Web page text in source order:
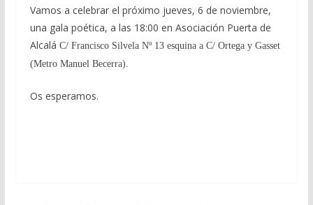
Vamos a celebrar el próximo jueves, 6 de noviembre,
una gala poética, a las 18:00 en Asociación Puerta de
Alcalá C/ Francisco Silvela Nº 13 esquina a C/ Ortega y Gasset
(Metro Manuel Becerra).
Os esperamos.